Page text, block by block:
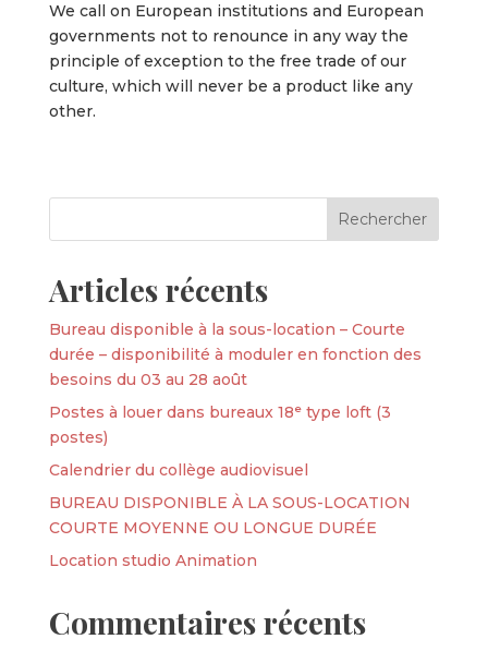
We call on European institutions and European
governments not to renounce in any way the
principle of exception to the free trade of our
culture, which will never be a product like any
other.
Articles récents
Bureau disponible à la sous-location – Courte
durée – disponibilité à moduler en fonction des
besoins du 03 au 28 août
Postes à louer dans bureaux 18ᵉ type loft (3
postes)
Calendrier du collège audiovisuel
BUREAU DISPONIBLE À LA SOUS-LOCATION
COURTE MOYENNE OU LONGUE DURÉE
Location studio Animation
Commentaires récents